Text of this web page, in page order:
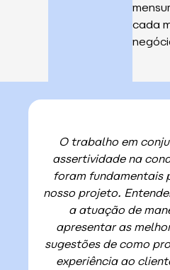
cada
O trabalho em
assertividade na
foram fundamentais
nosso projeto.
a atuação de
apresentar as
sugestões de como
experiência ao